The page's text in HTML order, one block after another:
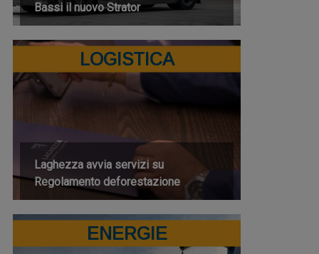
Bassi il nuovo Strator
LOGISTICA
Laghezza avvia servizi su
Regolamento deforestazione
ENERGIE